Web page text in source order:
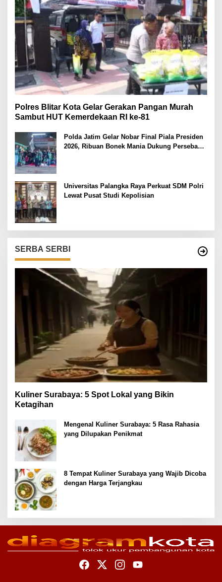
Polres Blitar Kota Gelar Gerakan Pangan Murah
Sambut HUT Kemerdekaan RI ke-81
Polda Jatim Gelar Nobar Final Piala Presiden
2026, Ribuan Bonek Mania Dukung Persebaya
Universitas Palangka Raya Perkuat SDM Polri
Lewat Pusat Studi Kepolisian
SERBA SERBI
Kuliner Surabaya: 5 Spot Lokal yang Bikin
Ketagihan
Mengenal Kuliner Surabaya: 5 Rasa Rahasia
yang Dilupakan Penikmat
8 Tempat Kuliner Surabaya yang Wajib Dicoba
dengan Harga Terjangkau